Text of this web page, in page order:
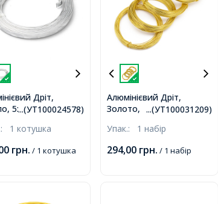
...(УТ100024578)
Дріт,
5х1мм, близько
1 котушка
грн. / 1 котушка
...(УТ100031209)
Алюмінієвий Дріт,
Золото,
4 котушки/набір,
Упак.: 1 набір
294,00 грн. / 1 набір